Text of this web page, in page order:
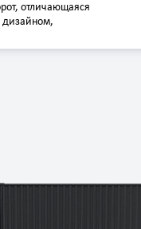
отличающаяся
дизайном,